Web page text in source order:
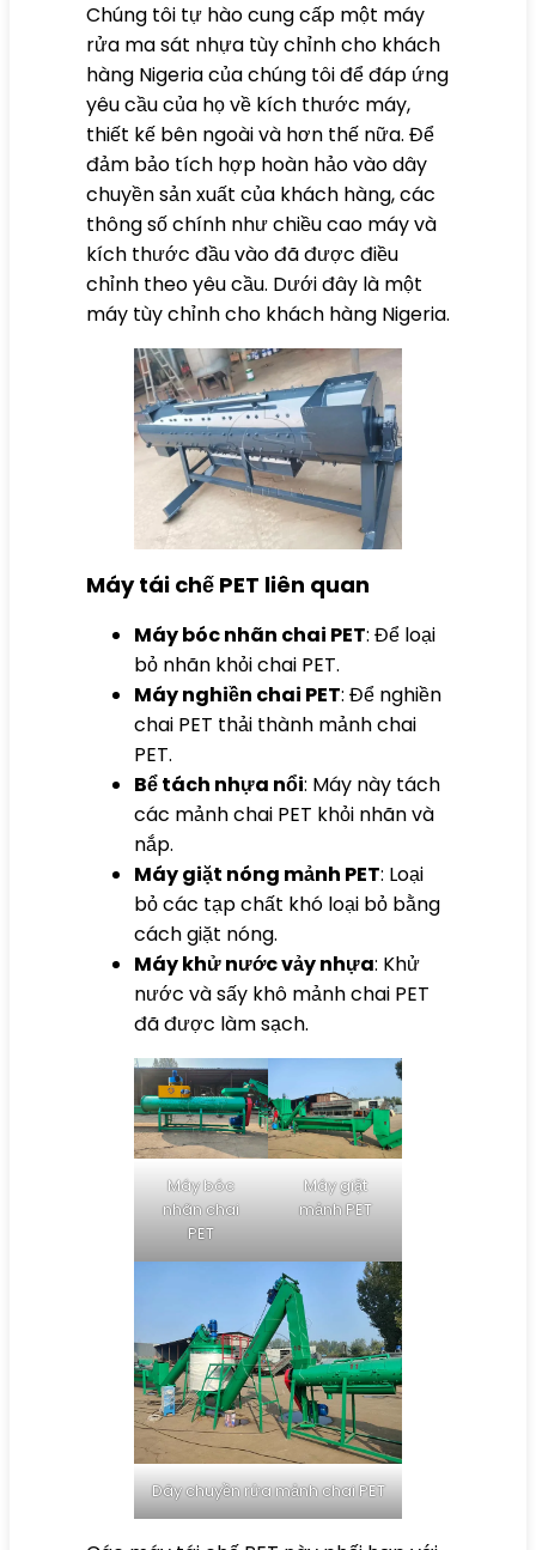
Chúng tôi tự hào cung cấp một máy
rửa ma sát nhựa tùy chỉnh cho khách
hàng Nigeriacủa chúng tôi để đáp ứng
yêu cầu của họ về kích thước máy,
thiết kế bên ngoài và hơn thế nữa. Để
đảm bảo tích hợp hoàn hảo vào dây
chuyền sản xuất của khách hàng, các
thông số chính như chiều cao máy và
kích thước đầu vào đã được điều
chỉnh theo yêu cầu. Dưới đây là một
máy tùy chỉnh cho khách hàng Nigeria.
Máy tái chế PET liên quan
Máy bóc nhãn chai PET: Để loại
bỏ nhãn khỏi chai PET.
Máy nghiền chai PET: Để nghiền
chai PET thải thành mảnh chai
PET.
Bể tách nhựa nổi: Máy này tách
các mảnh chai PET khỏi nhãn và
nắp.
Máy giặt nóng mảnh PET: Loại
bỏ các tạp chất khó loại bỏ bằng
cách giặt nóng.
Máy khử nước vảy nhựa: Khử
nước và sấy khô mảnh chai PET
đã được làm sạch.
Máy bóc
nhãn chai
PET
Máy giặt
mảnh PET
Dây chuyền rửa mảnh chai PET